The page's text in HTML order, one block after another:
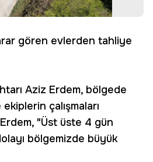
gören evlerden tahliye
Aziz Erdem, bölgede
çalışmaları
"Üst üste 4 gün
bölgemizde büyük